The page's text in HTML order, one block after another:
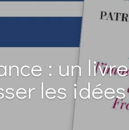
: un livre
les idées